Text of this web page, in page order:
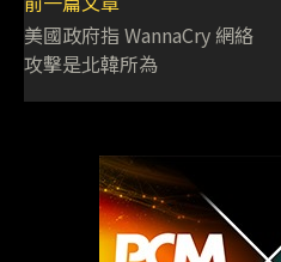
美國政府指 WannaCry 網絡
攻擊是北韓所為